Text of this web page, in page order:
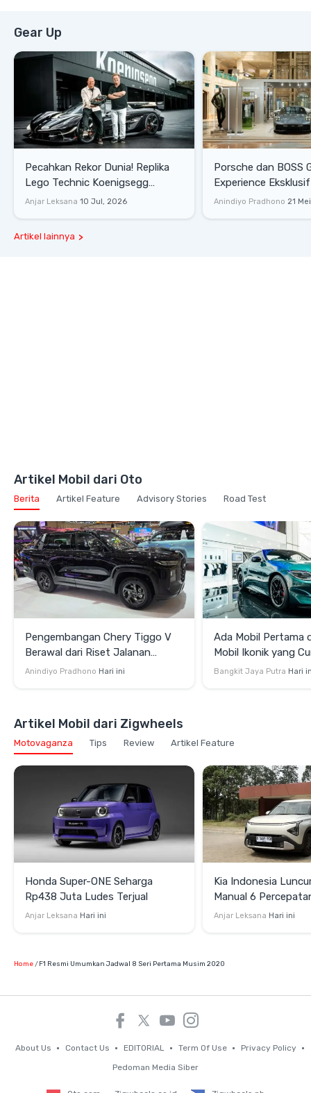
Gear Up
Pecahkan Rekor Dunia! Replika
Lego Technic Koenigsegg
Sadair's Spear Ukuran Asli Sukses
Anjar Leksana 10 Jul, 2026
Porsche dan BOSS
Experience
Senayan, Hadirkan
Anindiyo Pradhono 21
Artikel lainnya
Artikel Mobil dari Oto
Berita Artikel Feature Advisory Stories Road Test
Pengembangan Chery Tiggo V
Berawal dari Riset Jalanan
Indonesia
Anindiyo Pradhono Hari ini
Ada Mobil Pertama
Mobil Ikonik yang
di GIIAS 2026
Bangkit Jaya Putra Hari
Artikel Mobil dari Zigwheels
Motovaganza Tips Review Artikel Feature
Honda Super-ONE Seharga
Rp438 Juta Ludes Terjual
Anjar Leksana Hari ini
Kia Indonesia
Manual 6
Rp269 Juta
Anjar Leksana Hari ini
Home F1 Resmi Umumkan Jadwal 8 Seri Pertama Musim 2020
About Us Contact Us EDITORIAL Term Of Use
Privacy Policy
Pedoman Media Siber